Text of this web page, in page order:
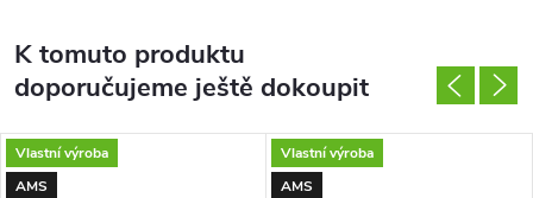
K tomuto produktu
doporučujeme ještě dokoupit
Vlastní výroba
AMS
Vlastní výroba
AMS